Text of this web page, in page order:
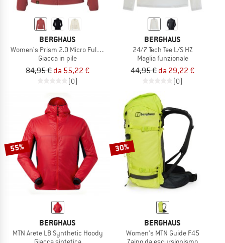
BERGHAUS
Women's Prism 2.0 Micro Fullzip
Giacca in pile
84,95 € da 55,22 €
(0)
BERGHAUS
24/7 Tech Tee L/S HZ
Maglia funzionale
44,95 € da 29,22 €
(0)
55%
BERGHAUS
MTN Arete LB Synthetic Hoody
30%
BERGHAUS
Women's MTN Guide F45